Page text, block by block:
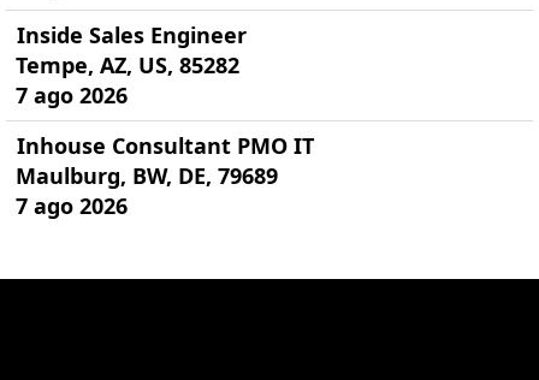
Inside Sales Engineer
Tempe, AZ, US, 85282
7 ago 2026
Inhouse Consultant PMO IT
Maulburg, BW, DE, 79689
7 ago 2026